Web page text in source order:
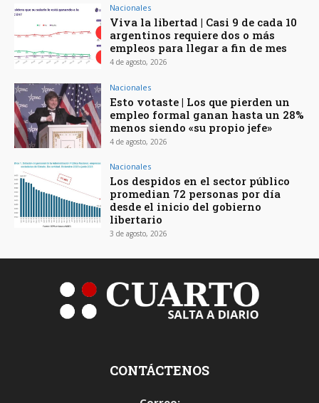
Nacionales
Viva la libertad | Casi 9 de cada 10
argentinos requiere dos o más
empleos para llegar a fin de mes
4 de agosto, 2026
Nacionales
Esto votaste | Los que pierden un
empleo formal ganan hasta un 28%
menos siendo «su propio jefe»
4 de agosto, 2026
Nacionales
Los despidos en el sector público
promedian 72 personas por día
desde el inicio del gobierno
libertario
3 de agosto, 2026
CONTÁCTENOS